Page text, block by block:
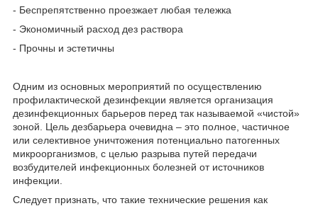
- Беспрепятственно проезжает любая тележка
- Экономичный расход дез раствора
- Прочны и эстетичны
Одним из основных мероприятий по осуществлению
профилактической дезинфекции является организация
дезинфекционных барьеров перед так называемой «чистой»
зоной. Цель дезбарьера очевидна – это полное, частичное
или селективное уничтожения потенциально патогенных
микроорганизмов, с целью разрыва путей передачи
возбудителей инфекционных болезней от источников
инфекции.
Следует признать, что такие технические решения как